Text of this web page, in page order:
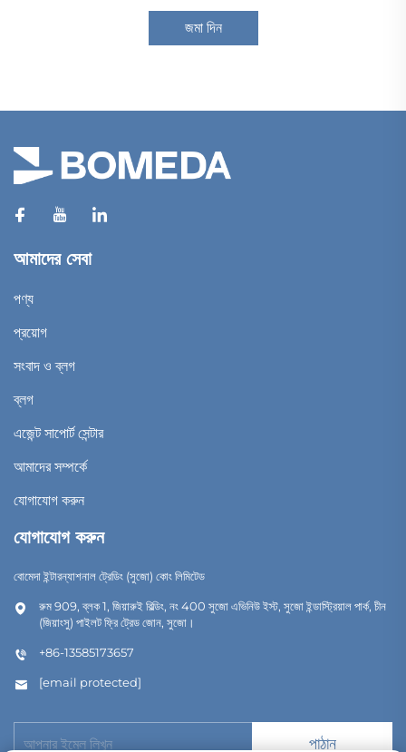
জমা দিন
আমাদের সেবা
পণ্য
প্রয়োগ
সংবাদ ও ব্লগ
ব্লগ
এজেন্ট সাপোর্ট সেন্টার
আমাদের সম্পর্কে
যোগাযোগ করুন
যোগাযোগ করুন
বোমেদা ইন্টারন্যাশনাল ট্রেডিং (সুজো) কোং লিমিটেড
রুম 909, ব্লক 1, জিয়ারুই বিল্ডিং, নং 400 সুজো এভিনিউ ইস্ট, সুজো ইন্ডাস্ট্রিয়াল পার্ক, চীন
(জিয়াংসু) পাইলট ফ্রি ট্রেড জোন, সুজো।
+86-13585173657
[email protected]
পাঠান